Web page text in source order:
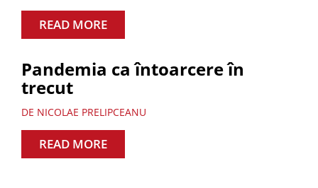
READ MORE
Pandemia ca întoarcere în
trecut
DE NICOLAE PRELIPCEANU
READ MORE